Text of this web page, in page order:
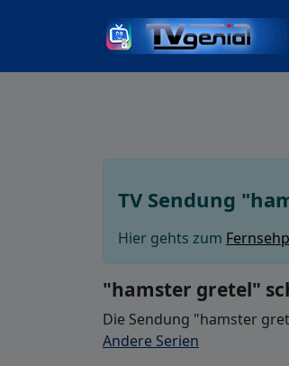
TV Sendung
Hier gehts zum
"hamster gretel"
Die Sendung "hamster
Andere Serien